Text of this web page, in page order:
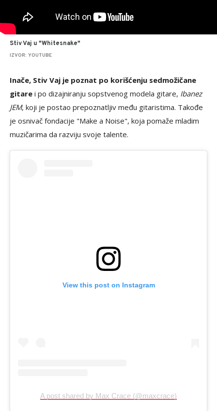
Stiv Vaj u "Whitesnake"
IZVOR: YOUTUBE
Inače, Stiv Vaj je poznat po korišćenju sedmožičane
gitare i po dizajniranju sopstvenog modela gitare, Ibanez
JEM, koji je postao prepoznatljiv među gitaristima. Takođe
je osnivač fondacije "Make a Noise", koja pomaže mladim
muzičarima da razviju svoje talente.
View this post on Instagram
A post shared by Max Crace (@maxcrace)